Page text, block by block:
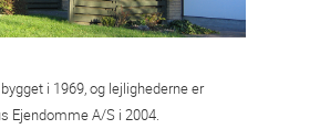
i 1969, og lejlighederne er
Ejendomme A/S i 2004.